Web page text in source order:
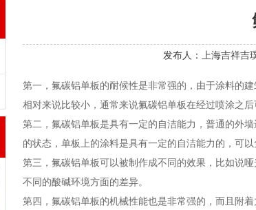
发布人： 上海吉祥吉
第一，氟碳铝单板的耐候性是非常强的，由于涂料的
相对来说比较小，通常来说氟碳铝单板在经过喷涂之后
第二，氟碳铝单板是具有一定的自洁能力，普通的外
的状态，单板上的涂料是具有一定的自洁能力的，可以
第三，氟碳铝单板可以被制作成不同的效果，比如说
不同的酸碱环境方面的差异。
第四，氟碳铝单板的机械性能也是非常强的，而且附